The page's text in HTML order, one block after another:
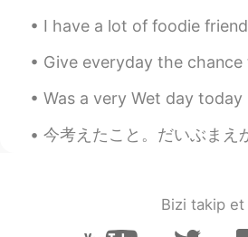
I have a lot of foodie friends 😊 and we like desserts and
Give everyday the chance to become the most beautiful day of
Was a very Wet day today between Rain &sleet and it actually
今考えたこと。だいぶまえから違う国と比べたら日本ではマスクしてる人が多い。しかも風とかインフレとか関係なくて女子はメークする
Bizi takip et